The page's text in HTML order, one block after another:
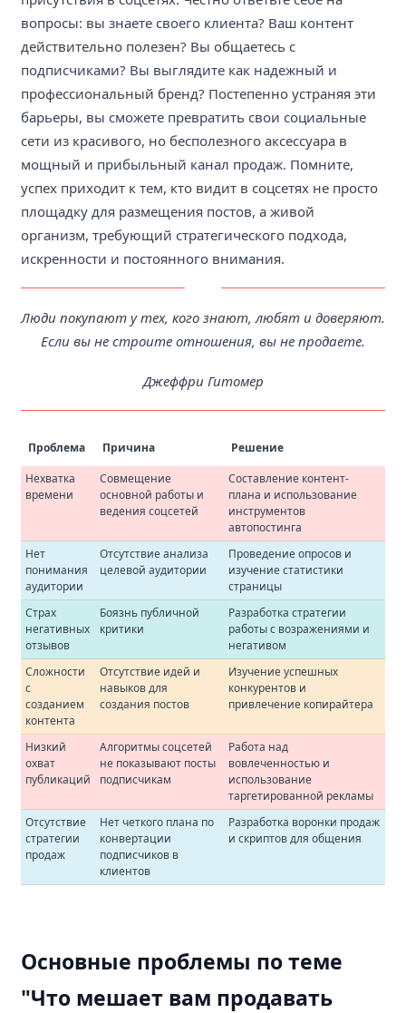
вопросы: вы знаете своего клиента? Ваш контент
действительно полезен? Вы общаетесь с
подписчиками? Вы выглядите как надежный и
профессиональный бренд? Постепенно устраняя эти
барьеры, вы сможете превратить свои социальные
сети из красивого, но бесполезного аксессуара в
мощный и прибыльный канал продаж. Помните,
успех приходит к тем, кто видит в соцсетях не просто
площадку для размещения постов, а живой
организм, требующий стратегического подхода,
искренности и постоянного внимания.
Люди покупают у тех, кого знают, любят и доверяют.
Если вы не строите отношения, вы не продаете.
Джеффри Гитомер
Проблема Причина
Решение
Нехватка
времени
Совмещение
основной работы и
ведения соцсетей
Составление контент-
плана и использование
инструментов
автопостинга
Нет
понимания
аудитории
Отсутствие анализа
целевой аудитории
Проведение опросов и
изучение статистики
страницы
Страх
негативных
отзывов
Боязнь публичной
критики
Разработка стратегии
работы с возражениями и
негативом
Сложности
с
созданием
контента
Отсутствие идей и
навыков для
создания постов
Изучение успешных
конкурентов и
привлечение копирайтера
Низкий
охват
публикаций
Алгоритмы соцсетей
не показывают посты
подписчикам
Работа над
вовлеченностью и
использование
таргетированной рекламы
Отсутствие
стратегии
продаж
Нет четкого плана по
конвертации
подписчиков в
клиентов
Разработка воронки продаж
и скриптов для общения
Основные проблемы по теме
"Что мешает вам продавать